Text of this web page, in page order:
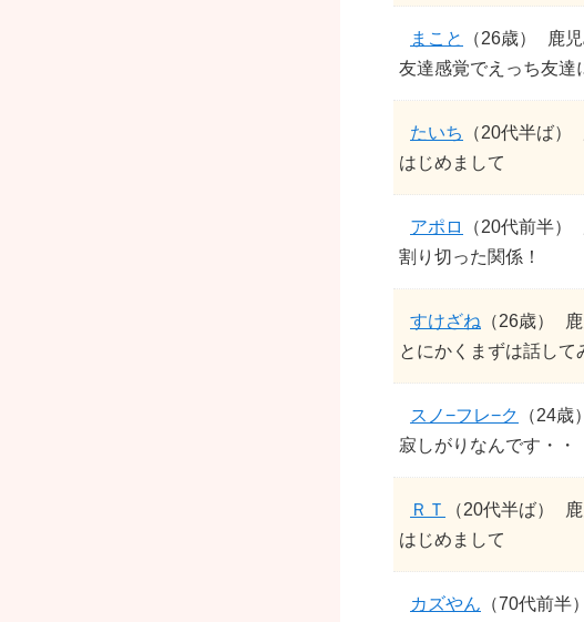
まこと （26歳）
鹿
友達感覚でえっち友達
たいち （20代半ば）
はじめまして
アポロ （20代前半）
割り切った関係！
すけざね （26歳）
とにかくまずは話して
スノ−フレ−ク （24歳）
寂しがりなんです・・
ＲＴ （20代半ば）
はじめまして
カズやん （70代前半）